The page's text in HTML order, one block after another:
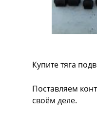
Купите тяга
Поставляем
своём деле.